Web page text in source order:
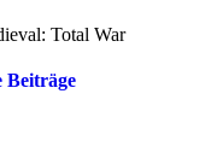
Total War
Beiträge